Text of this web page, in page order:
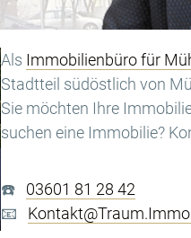
Als Immobilienbüro für
Stadtteil südöstlich von
Sie möchten Ihre
suchen eine Immobilie?
☎️ 03601 81 28 42
📧